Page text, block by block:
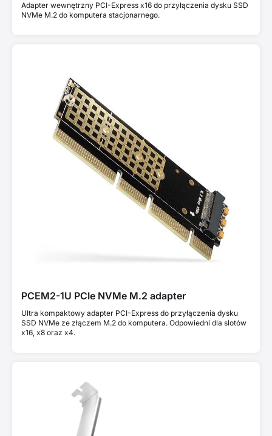
Adapter wewnętrzny PCI-Express x16 do przyłączenia dysku SSD
NVMe M.2 do komputera stacjonarnego.
PCEM2-1U PCIe NVMe M.2 adapter
Ultra kompaktowy adapter PCI-Express do przyłączenia dysku
SSD NVMe ze złączem M.2 do komputera. Odpowiedni dla slotów
x16, x8 oraz x4.